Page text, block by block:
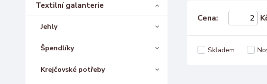
Textilní galanterie
Jehly
Špendlíky
Krejčovské potřeby
Cena:
Skladem